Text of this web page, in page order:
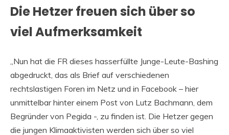
Die Hetzer freuen sich über so
viel Aufmerksamkeit
„Nun hat die FR dieses hasserfüllte Junge-Leute-Bashing
abgedruckt, das als Brief auf verschiedenen
rechtslastigen Foren im Netz und in Facebook – hier
unmittelbar hinter einem Post von Lutz Bachmann, dem
Begründer von Pegida -, zu finden ist. Die Hetzer gegen
die jungen Klimaaktivisten werden sich über so viel